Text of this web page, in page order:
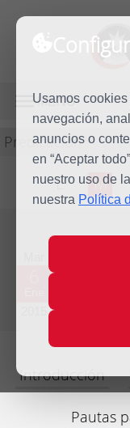
Usamos
navegación,
anuncios o
en “Aceptar
nuestro uso de
nuestra Política
MENÚ
Predicación
L M
Introducción
Pautas